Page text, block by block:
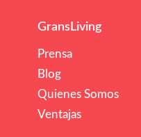
GransLiving
Prensa
Blog
Quienes Somos
Ventajas